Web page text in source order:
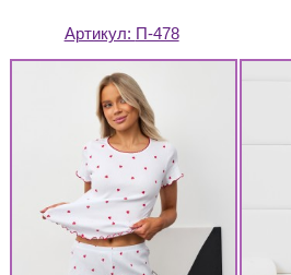
Артикул: П-478